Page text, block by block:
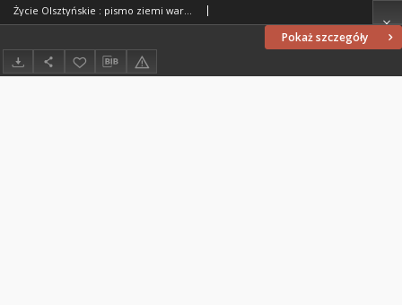
Pokaż szczegóły
Życie Olsztyńskie : pismo ziemi warmińsko-mazurskiej, 1951, nr 86